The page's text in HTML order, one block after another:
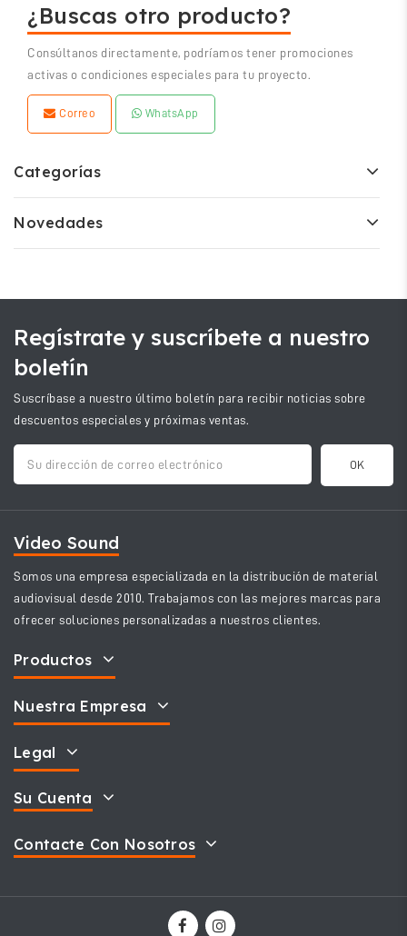
¿Buscas otro producto?
Consúltanos directamente, podríamos tener promociones
activas o condiciones especiales para tu proyecto.
Correo WhatsApp
Categorías
Novedades
Regístrate y suscríbete a nuestro
boletín
Suscríbase a nuestro último boletín para recibir noticias sobre
descuentos especiales y próximas ventas.
Video Sound
Somos una empresa especializada en la distribución de material
audiovisual desde 2010. Trabajamos con las mejores marcas para
ofrecer soluciones personalizadas a nuestros clientes.
Productos
Nuestra Empresa
Legal
Su Cuenta
Contacte Con Nosotros